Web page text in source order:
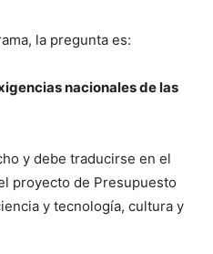
la pregunta es:
nacionales de las
y debe traducirse en el
proyecto de Presupuesto
y tecnología, cultura y